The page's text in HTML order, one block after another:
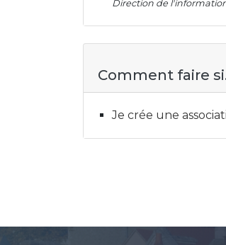
Direction de
Comment faire
Je crée une